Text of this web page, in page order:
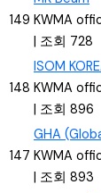
149 KWMA
조회 728
148
ISOM
KWMA
조회 896
147
GHA
KWMA
조회 893